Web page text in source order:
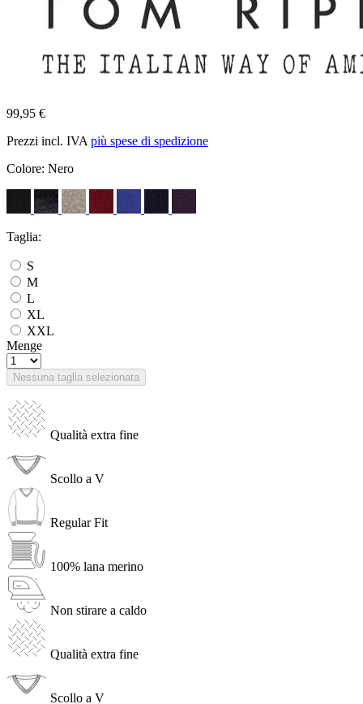
99,95 €
Prezzi incl. IVA più spese di spedizione
Colore: Nero
Taglia:
S
M
L
XL
XXL
Menge
Nessuna taglia selezionata
Qualità extra fine
Scollo a V
Regular Fit
100% lana merino
Non stirare a caldo
Qualità extra fine
Scollo a V